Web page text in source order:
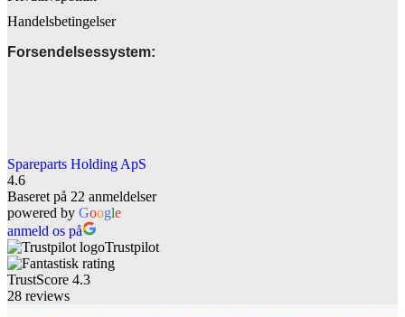
Handelsbetingelser
Forsendelsessystem:
Spareparts Holding ApS
4.6
Baseret på 22 anmeldelser
powered by Google
anmeld os på
Trustpilot
TrustScore 4.3
28 reviews